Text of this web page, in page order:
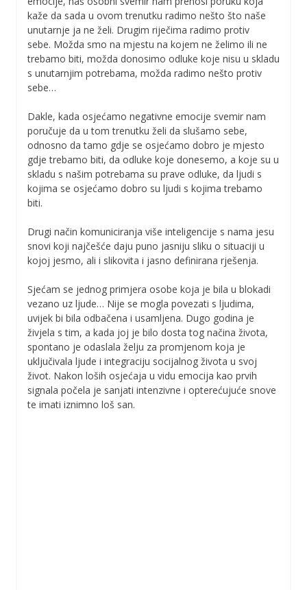
kaže da sada u ovom trenutku radimo nešto što naše
unutarnje ja ne želi. Drugim riječima radimo protiv
sebe. Možda smo na mjestu na kojem ne želimo ili ne
trebamo biti, možda donosimo odluke koje nisu u skladu
s unutarnjim potrebama, možda radimo nešto protiv
sebe…
Dakle, kada osjećamo negativne emocije svemir nam
poručuje da u tom trenutku želi da slušamo sebe,
odnosno da tamo gdje se osjećamo dobro je mjesto
gdje trebamo biti, da odluke koje donesemo, a koje su u
skladu s našim potrebama su prave odluke, da ljudi s
kojima se osjećamo dobro su ljudi s kojima trebamo
biti.
Drugi način komuniciranja više inteligencije s nama jesu
snovi koji najčešće daju puno jasniju sliku o situaciji u
kojoj jesmo, ali i slikovita i jasno definirana rješenja.
Sjećam se jednog primjera osobe koja je bila u blokadi
vezano uz ljude… Nije se mogla povezati s ljudima,
uvijek bi bila odbačena i usamljena. Dugo godina je
živjela s tim, a kada joj je bilo dosta tog načina života,
spontano je odaslala želju za promjenom koja je
uključivala ljude i integraciju socijalnog života u svoj
život. Nakon loših osjećaja u vidu emocija kao prvih
signala počela je sanjati intenzivne i opterećujuće snove
te imati iznimno loš san.